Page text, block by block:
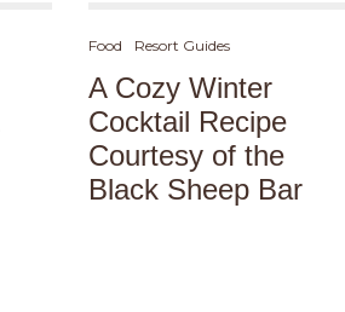
Food Resort Guides
A Cozy Winter
Cocktail Recipe
Courtesy of the
Black Sheep Bar